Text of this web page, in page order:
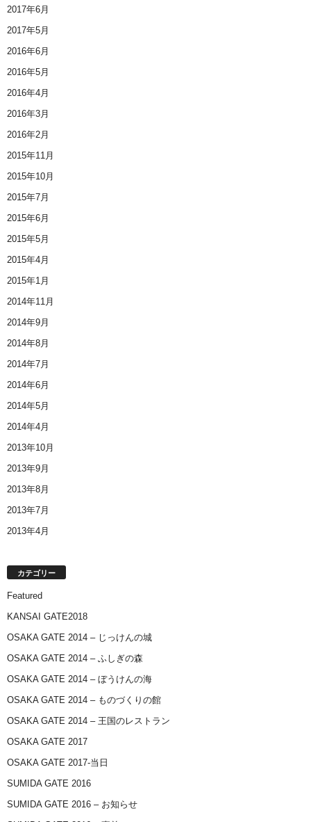
2017年6月
2017年5月
2016年6月
2016年5月
2016年4月
2016年3月
2016年2月
2015年11月
2015年10月
2015年7月
2015年6月
2015年5月
2015年4月
2015年1月
2014年11月
2014年9月
2014年8月
2014年7月
2014年6月
2014年5月
2014年4月
2013年10月
2013年9月
2013年8月
2013年7月
2013年4月
カテゴリー
Featured
KANSAI GATE2018
OSAKA GATE 2014 – じっけんの城
OSAKA GATE 2014 – ふしぎの森
OSAKA GATE 2014 – ぼうけんの海
OSAKA GATE 2014 – ものづくりの館
OSAKA GATE 2014 – 王国のレストラン
OSAKA GATE 2017
OSAKA GATE 2017-当日
SUMIDA GATE 2016
SUMIDA GATE 2016 – お知らせ